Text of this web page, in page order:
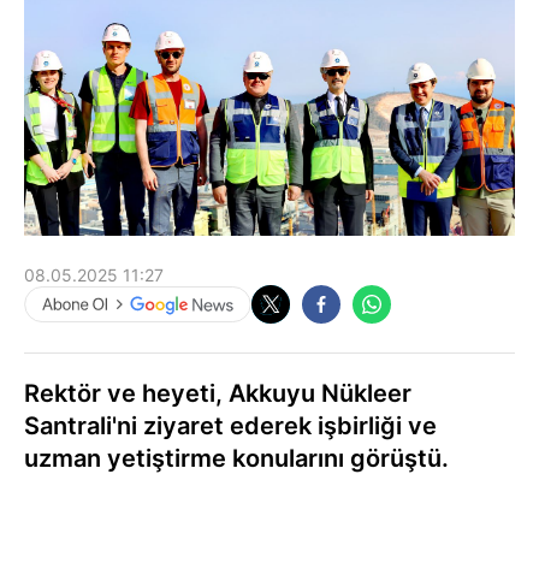
08.05.2025 11:27
Rektör ve heyeti, Akkuyu Nükleer
Santrali'ni ziyaret ederek işbirliği ve
uzman yetiştirme konularını görüştü.